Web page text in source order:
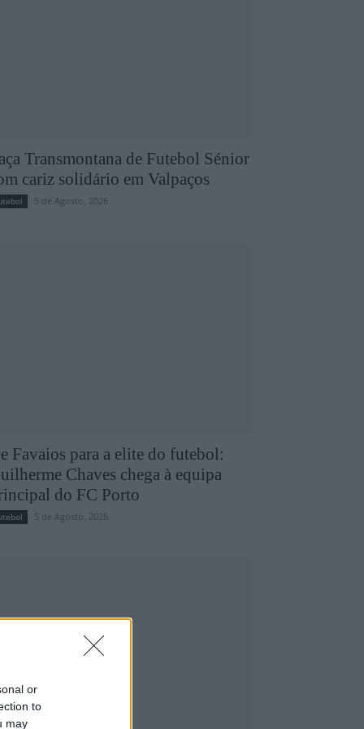
or
to
may
Transmontana de Futebol Sénior
cariz solidário em Valpaços
5 de Agosto, 2026
Favaios para a elite do futebol:
Chaves chega à equipa
do FC Porto
5 de Agosto, 2026